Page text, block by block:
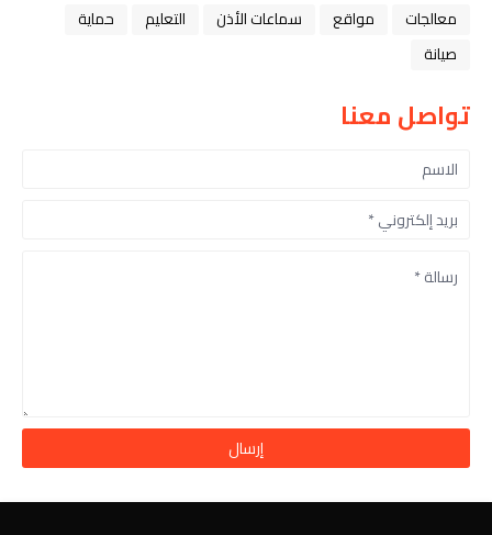
معالجات
مواقع سماعات الأذن التعليم
حماية
صيانة
تواصل معنا